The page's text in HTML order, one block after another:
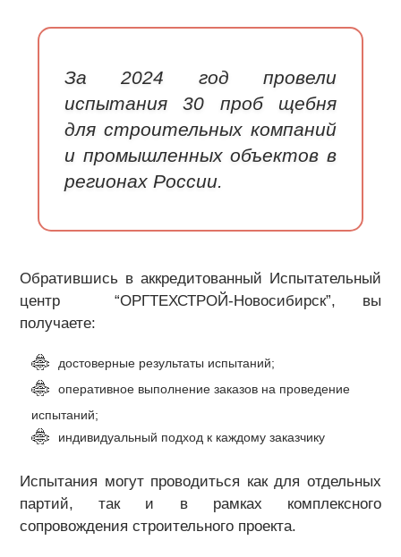
За 2024 год провели
испытания 30 проб щебня
для строительных компаний
и промышленных объектов в
регионах России.
Обратившись в аккредитованный Испытательный
центр “ОРГТЕХСТРОЙ-Новосибирск”, вы
получаете:
достоверные результаты испытаний;
оперативное выполнение заказов на проведение
испытаний;
индивидуальный подход к каждому заказчику
Испытания могут проводиться как для отдельных
партий, так и в рамках комплексного
сопровождения строительного проекта.